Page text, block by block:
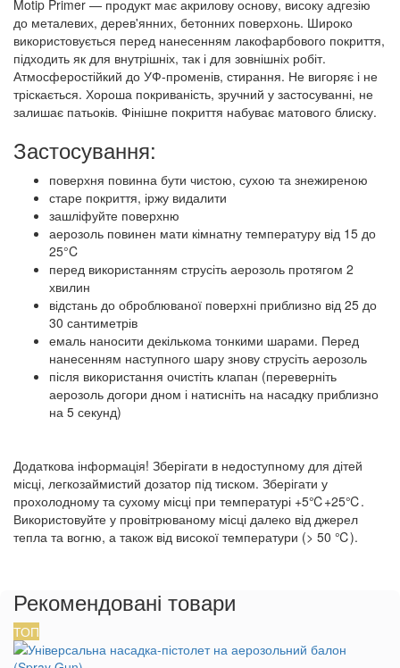
Motip Primer — продукт має акрилову основу, високу адгезію
до металевих, дерев'янних, бетонних поверхонь. Широко
використовується перед нанесенням лакофарбового покриття,
підходить як для внутрішніх, так і для зовнішніх робіт.
Атмосферостійкий до УФ-променів, стирання. Не вигоряє і не
тріскається. Хороша покриваність, зручний у застосуванні, не
залишає патьоків. Фінішне покриття набуває матового блиску.
Застосування:
поверхня повинна бути чистою, сухою та знежиреною
старе покриття, іржу видалити
зашліфуйте поверхню
аерозоль повинен мати кімнатну температуру від 15 до
25°C
перед використанням струсіть аерозоль протягом 2
хвилин
відстань до оброблюваної поверхні приблизно від 25 до
30 сантиметрів
емаль наносити декількома тонкими шарами. Перед
нанесенням наступного шару знову струсіть аерозоль
після використання очистіть клапан (переверніть
аерозоль догори дном і натисніть на насадку приблизно
на 5 секунд)
Додаткова інформація! Зберігати в недоступному для дітей
місці, легкозаймистий дозатор під тиском. Зберігати у
прохолодному та сухому місці при температурі +5℃+25℃.
Використовуйте у провітрюваному місці далеко від джерел
тепла та вогню, а також від високої температури (> 50 ℃).
Рекомендовані товари
ТОП